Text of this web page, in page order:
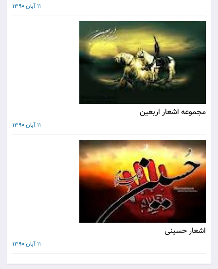
11 آبان 1390
مجموعه اشعار اربعین
11 آبان 1390
اشعار حسینی
11 آبان 1390